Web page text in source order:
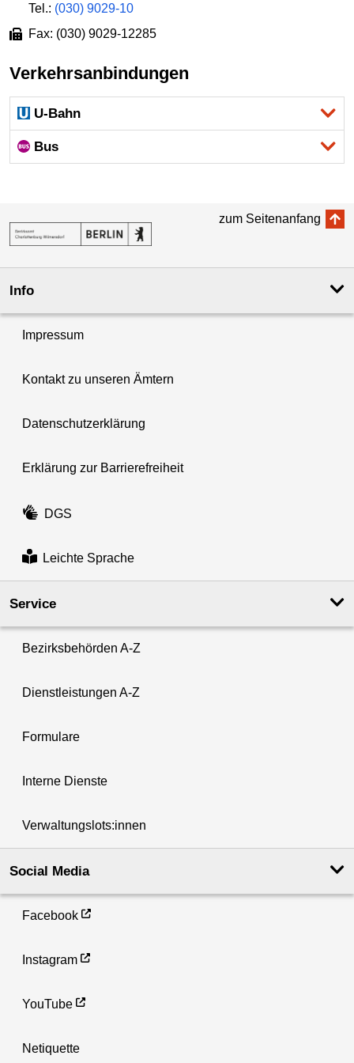
Tel.: (030) 9029-10
Fax: (030) 9029-12285
Verkehrsanbindungen
U-Bahn
Bus
zum Seitenanfang
Info
Impressum
Kontakt zu unseren Ämtern
Datenschutzerklärung
Erklärung zur Barrierefreiheit
DGS
Leichte Sprache
Service
Bezirksbehörden A-Z
Dienstleistungen A-Z
Formulare
Interne Dienste
Verwaltungslots:innen
Social Media
Facebook
Instagram
YouTube
Netiquette